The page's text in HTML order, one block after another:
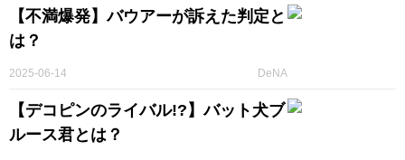
【不満爆発】バウアーが訴えた判定と
は？
DeNA
2025-06-14
【デコピンのライバル!?】バット犬ブ
ルース君とは？